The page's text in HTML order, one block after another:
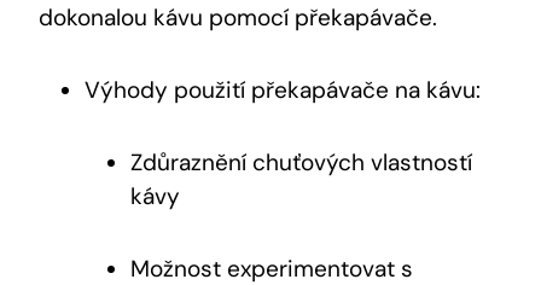
dokonalou kávu pomocí překapávače.
Výhody použití překapávače na kávu:
Zdůraznění chuťových vlastností
kávy
Možnost experimentovat s